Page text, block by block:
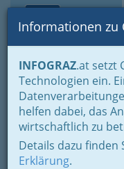
Informationen zu
INFOGRAZ.at setzt
Technologien ein.
helfen dabei, das
wirtschaftlich zu
Details dazu finden
Erklärung.
Home Branchen
Sanitär- u. Heizungs-
Aquaperl -
Augasse 44, 8051
+43 316 272 949
+43 676 903 77 96